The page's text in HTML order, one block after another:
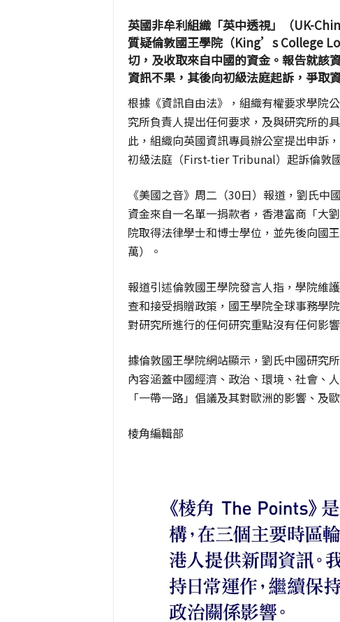
英國非牟利組織「英中透視」（UK-
質疑倫敦國王學院（King’s College
切，及收取來自中國的資金。報告就該
資訊不果，其後向初級法庭起訴，爭取
根據《資訊自由法》，組織有權要求學院
究所負責人提出任何要求，及與研究所的
此，組織向英國資訊專員辦公室提出申訴
初級法庭（First-tier Tribunal）起訴倫敦
《美國之音》周二（30日）報道，劉氏
資金來自一名單一捐款者，香港富商「大
院取得法律學士和博士學位，並先後向國
萬）。
報道引述倫敦國王學院發言人指，學院維
查和接受捐贈政策，國王學院全球事務學
對研究所進行的任何研究重點沒有任何影
據倫敦國王學院網站顯示，劉氏中國研究
內容涵蓋中國經濟、政治、環境、社會、
「一帶一路」倡議及其對歐洲的影響、及
棱角編輯部